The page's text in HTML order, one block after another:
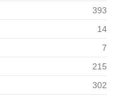
393
14
7
215
302